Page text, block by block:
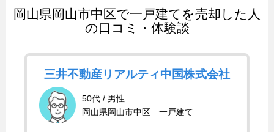
岡山県岡山市中区で一戸建てを売却した人
の口コミ・体験談
三井不動産リアルティ中国株式会社
50代 / 男性
岡山県岡山市中区 一戸建て